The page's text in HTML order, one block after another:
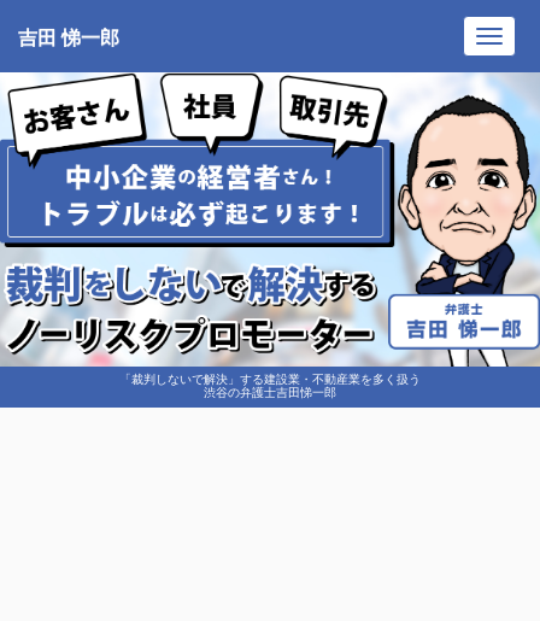
「裁判しないで解決」する建設業・不動産業を多く扱う
渋谷の弁護士吉田悌一郎
吉田 悌一郎